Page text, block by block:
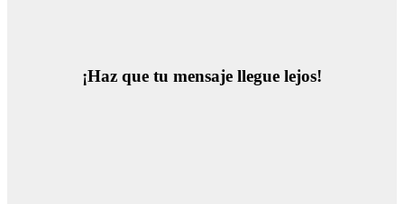
¡Haz que tu mensaje llegue lejos!